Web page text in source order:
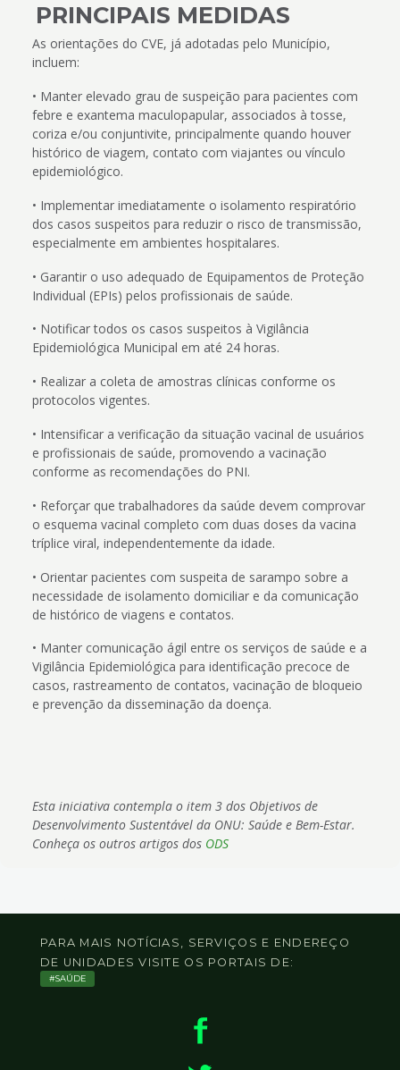
PRINCIPAIS MEDIDAS
As orientações do CVE, já adotadas pelo Município,
incluem:
• Manter elevado grau de suspeição para pacientes com
febre e exantema maculopapular, associados à tosse,
coriza e/ou conjuntivite, principalmente quando houver
histórico de viagem, contato com viajantes ou vínculo
epidemiológico.
• Implementar imediatamente o isolamento respiratório
dos casos suspeitos para reduzir o risco de transmissão,
especialmente em ambientes hospitalares.
• Garantir o uso adequado de Equipamentos de Proteção
Individual (EPIs) pelos profissionais de saúde.
• Notificar todos os casos suspeitos à Vigilância
Epidemiológica Municipal em até 24 horas.
• Realizar a coleta de amostras clínicas conforme os
protocolos vigentes.
• Intensificar a verificação da situação vacinal de usuários
e profissionais de saúde, promovendo a vacinação
conforme as recomendações do PNI.
• Reforçar que trabalhadores da saúde devem comprovar
o esquema vacinal completo com duas doses da vacina
tríplice viral, independentemente da idade.
• Orientar pacientes com suspeita de sarampo sobre a
necessidade de isolamento domiciliar e da comunicação
de histórico de viagens e contatos.
• Manter comunicação ágil entre os serviços de saúde e a
Vigilância Epidemiológica para identificação precoce de
casos, rastreamento de contatos, vacinação de bloqueio
e prevenção da disseminação da doença.
Esta iniciativa contempla o item 3 dos Objetivos de
Desenvolvimento Sustentável da ONU: Saúde e Bem-Estar.
Conheça os outros artigos dos ODS
PARA MAIS NOTÍCIAS, SERVIÇOS E ENDEREÇO
DE UNIDADES VISITE OS PORTAIS DE:
SAÚDE